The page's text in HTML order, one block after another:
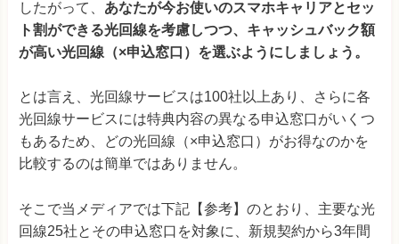
したがって、 あなたが今お使いのスマホキャリアとセッ
ト割ができる光回線を考慮しつつ、キャッシュバック額
が高い光回線（×申込窓口）を選ぶようにしましょう。
とは言え、光回線サービスは100社以上あり、さらに各
光回線サービスには特典内容の異なる申込窓口がいくつ
もあるため、どの光回線（×申込窓口）がお得なのかを
比較するのは簡単ではありません。
そこで当メディアでは下記【参考】のとおり、主要な光
回線25社とその申込窓口を対象に、新規契約から3年間